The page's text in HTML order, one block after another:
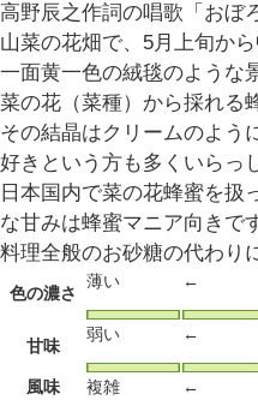
高野辰之作詞の唱歌「おぼ
山菜の花畑で、5月上旬か
一面黄一色の絨毯のような
菜の花（菜種）から採れる
その結晶はクリームのよう
好きという方も多くいらっ
日本国内で菜の花蜂蜜を扱
な甘みは蜂蜜マニア向きで
料理全般のお砂糖の代わり
色の濃さ
薄い ←
甘味
弱い ←
風味
複雑 ←